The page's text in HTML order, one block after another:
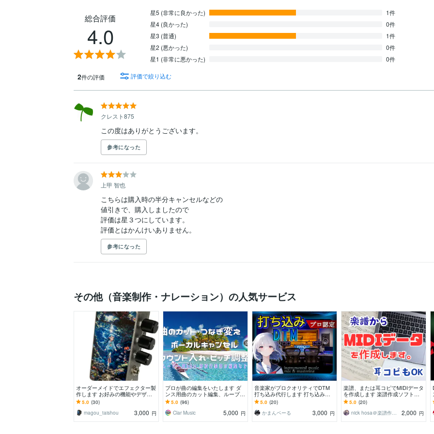
総合評価
4.0
星5 (非常に良かった)
1件
星4 (良かった)
0件
星3 (普通)
1件
星2 (悪かった)
0件
星1 (非常に悪かった)
0件
2件の評価 評価で絞り込む
クレスト875
この度はありがとうございます。
参考になった
上甲 智也
こちらは購入時の半分キャンセルなどの
値引きで、購入しましたので
評価は星３つにしています。
評価とはかんけいありません。
参考になった
その他（音楽制作・ナレーション）の人気サービス
オーダーメイドでエフェクター製
作します お好みの機能やデザイ
ンでオリジナル仕様のエフェクタ
ーを実現
5.0 (30)
magou_taishou
3,000 円
プロが曲の編集をいたします ダ
ンス用曲のカット編集、ループ
化、ボーカルキャンセルなど。
5.0 (96)
Clar Music
5,000 円
音楽家がプロクオリティでDTM
打ち込み代行します 打ち込みし
た音源がなんかイマイチ…プロに
お任せください！
5.0 (20)
かまんベーる
3,000 円
楽譜、または耳コピでMIDIデータ
を作成します 楽譜作成ソフトを
利用し正確なMIDIデータを作成し
ます。
5.0 (20)
nick hosa＠楽譜作成サービス
2,000 円